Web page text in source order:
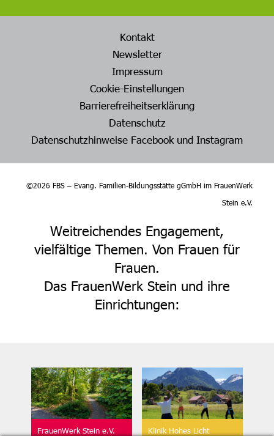
Kontakt
Newsletter
Impressum
Cookie-Einstellungen
Barrierefreiheitserklärung
Datenschutz
Datenschutzhinweise Facebook und Instagram
©2026 FBS – Evang. Familien-Bildungsstätte gGmbH im FrauenWerk
Stein e.V.
Weitreichendes Engagement,
vielfältige Themen. Von Frauen für
Frauen.
Das FrauenWerk Stein und ihre
Einrichtungen:
FrauenWerk Stein e.V.
Klinik Hohes Licht